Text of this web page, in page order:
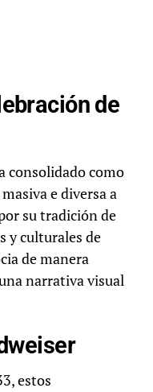
de
consolidado como
e diversa a
su tradición de
y culturales de
de manera
narrativa visual
estos